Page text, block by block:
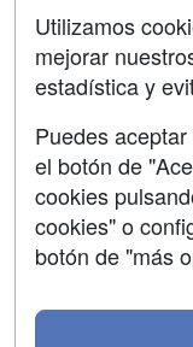
Copyleft
Grupo formazion:
Utilizamos
mejorar
estadística y
Puedes
el botón de
cookies
cookies" o
botón de "más